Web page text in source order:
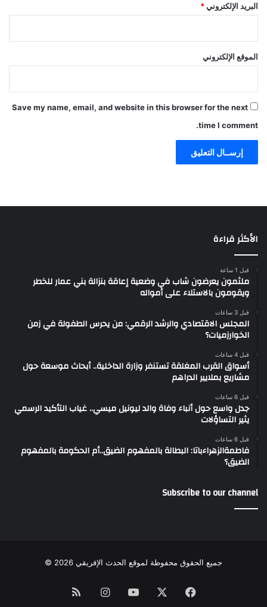
البريد الإلكتروني*
الموقع الإلكتروني
Save my name, email, and website in this browser for the next
time I comment.
الأكثر قراءة
قبل 1 ساعة
ملثمون يعرضون شاب في وضعية إعاقة بنزالة بني عمار للخطر
ويقومون بالاستلاء على أمواله
قبل 3 ساعات
المجلس الاقتصادي والرشد الرقمي: من يحرس الطفولة في زمن
الخوارزميات؟
قبل 4 ساعات
أسواق القرب المغلقة تستنفر وزارة الداخلية.. أبحاث موسعة حول
مشاريع بملايير الدراهم
قبل 6 ساعات
جدل واسع حول أنباء وفاة والد ليونيل ميسي.. غياب التأكيد الرسمي
يثير التساؤلات
قبل 6 ساعات
فاطمةالزهراءباتا: البطالة بالمفهوم الضيق..أم الحكومة بالمفهوم
الضيق؟
Subscribe to our channel
جميع الحقوق محفوظة لموقع الحدث الإفريقي 2026 ©
Facebook
YouTube
Instagram
RSS